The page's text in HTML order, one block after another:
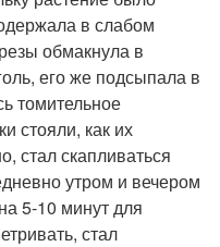
в слабом
обмакнула в
его же подсыпала в
томительное
стояли, как их
стал скапливаться
утром и вечером
5-10 минут для
стал